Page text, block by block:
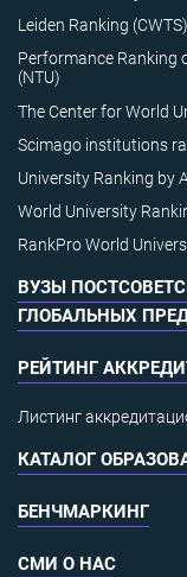
Leiden Ranking (CWTS)
Performance Ranking
(NTU)
The Center for World
Scimago institutions
University Ranking by
World University
RankPro World
ВУЗЫ
ГЛОБАЛЬНЫХ
РЕЙТИНГ
Листинг
КАТАЛОГ
БЕНЧМАРКИНГ
СМИ О НАС